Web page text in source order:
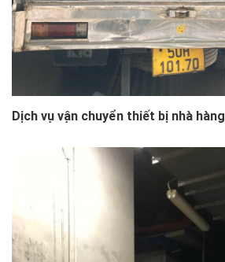
Dịch vụ vận chuyển thiết bị nhà hàng